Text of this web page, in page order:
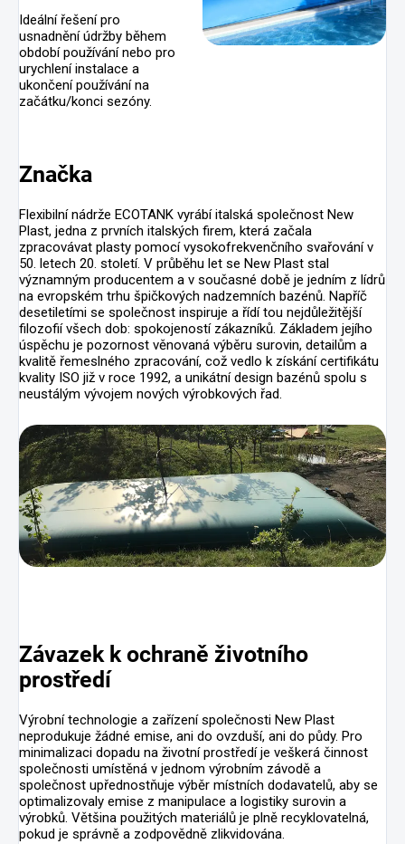
Ideální řešení pro
usnadnění údržby během
období používání nebo pro
urychlení instalace a
ukončení používání na
začátku/konci sezóny.
Značka
Flexibilní nádrže ECOTANK vyrábí italská společnost New
Plast, jedna z prvních italských firem, která začala
zpracovávat plasty pomocí vysokofrekvenčního svařování v
50. letech 20. století. V průběhu let se New Plast stal
významným producentem a v současné době je jedním z lídrů
na evropském trhu špičkových nadzemních bazénů. Napříč
desetiletími se společnost inspiruje a řídí tou nejdůležitější
filozofií všech dob: spokojeností zákazníků. Základem jejího
úspěchu je pozornost věnovaná výběru surovin, detailům a
kvalitě řemeslného zpracování, což vedlo k získání certifikátu
kvality ISO již v roce 1992, a unikátní design bazénů spolu s
neustálým vývojem nových výrobkových řad.
Závazek k ochraně životního
prostředí
Výrobní technologie a zařízení společnosti New Plast
neprodukuje žádné emise, ani do ovzduší, ani do půdy. Pro
minimalizaci dopadu na životní prostředí je veškerá činnost
společnosti umístěná v jednom výrobním závodě a
společnost upřednostňuje výběr místních dodavatelů, aby se
optimalizovaly emise z manipulace a logistiky surovin a
výrobků. Většina použitých materiálů je plně recyklovatelná,
pokud je správně a zodpovědně zlikvidována.